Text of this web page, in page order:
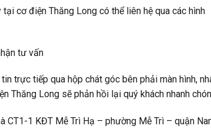
cơ điện Thăng Long có thể liên hệ qua các hình
tư vấn
tin trực tiếp qua hộp chát góc bên phải màn hình,
Thăng Long sẽ phản hồi lại quý khách nhanh
1 KĐT Mễ Trì Hạ – phường Mễ Trì – quận